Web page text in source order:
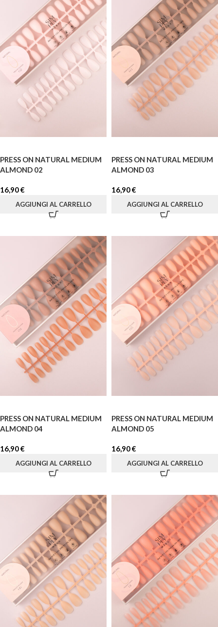
PRESS ON NATURAL MEDIUM
ALMOND 02
16,90€
AGGIUNGI AL CARRELLO
PRESS ON NATURAL MEDIUM
ALMOND 03
16,90€
AGGIUNGI AL CARRELLO
PRESS ON NATURAL MEDIUM
ALMOND 04
16,90€
AGGIUNGI AL CARRELLO
PRESS ON NATURAL MEDIUM
ALMOND 05
16,90€
AGGIUNGI AL CARRELLO